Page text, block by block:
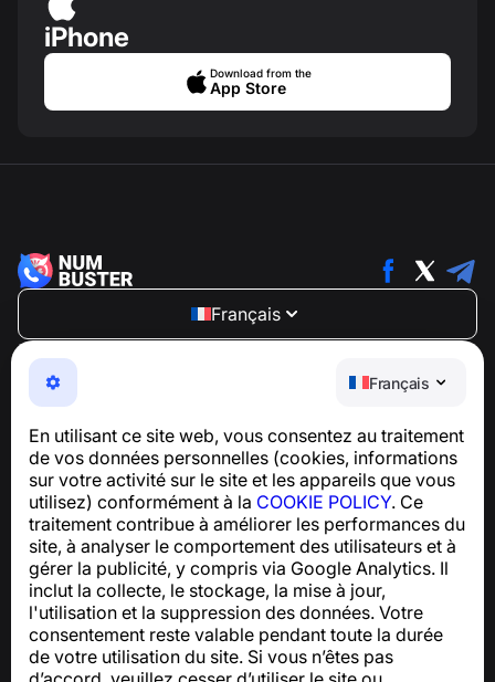
Français
En utilisant ce site web, vous consentez au traitement
de vos données personnelles (cookies, informations
sur votre activité sur le site et les appareils que vous
utilisez) conformément à la COOKIE POLICY. Ce
traitement contribue à améliorer les performances du
site, à analyser le comportement des utilisateurs et à
gérer la publicité, y compris via Google Analytics. Il
inclut la collecte, le stockage, la mise à jour,
l'utilisation et la suppression des données. Votre
consentement reste valable pendant toute la durée
de votre utilisation du site. Si vous n’êtes pas
iPhone
Download from the
App Store
Français
NumBuster © 2013—2026 ·
Une application facile à utiliser qui vous protège contre
les arnaques téléphoniques, le spam et les messages
Pour toute question concernant la conformité au RGPD :
support@numbuster.com
Centre d’aide
Actualités et articles
À propos du projet
Contacts